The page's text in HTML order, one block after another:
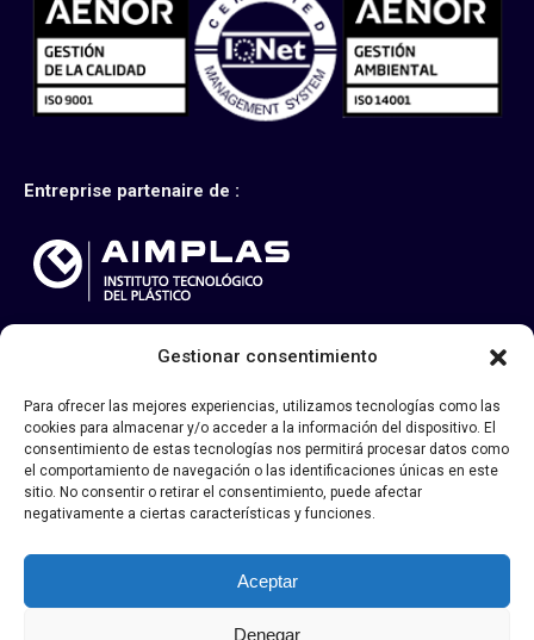
Gestionar consentimiento
Para ofrecer las mejores experiencias, utilizamos tecnologías como las
cookies para almacenar y/o acceder a la información del dispositivo. El
consentimiento de estas tecnologías nos permitirá procesar datos como
el comportamiento de navegación o las identificaciones únicas en este
sitio. No consentir o retirar el consentimiento, puede afectar
negativamente a ciertas características y funciones.
Aceptar
Denegar
nouvelle
fenêtre
nouvelle
fenêtre
nouvelle
fenêtre
nouvelle
fenêtre
une
nouvelle
fenêtre
Entreprise partenaire de :
Tous droits réservés
Legal
développement régional dont l'objectif est de promouvoir le